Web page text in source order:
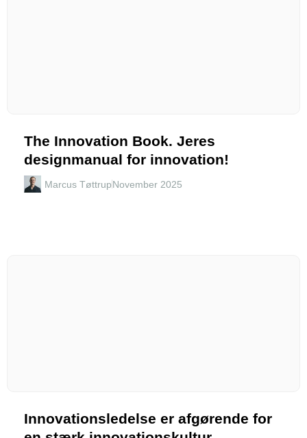
The Innovation Book. Jeres
designmanual for innovation!
Marcus TøttrupNovember 2025
Innovationsledelse er afgørende for